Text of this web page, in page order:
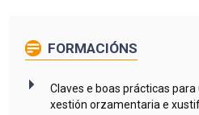
FORMACIÓNS
Claves e boas prácticas
xestión orzamentaria e